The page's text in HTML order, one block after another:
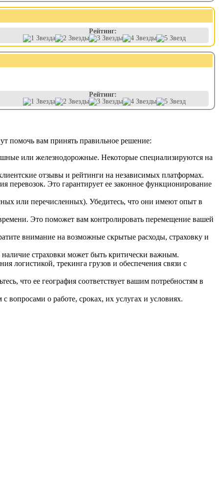
Рейтинг:
Рейтинг:
помочь вам принять правильное решение:
или железнодорожные. Некоторые специализируются на
отзывы и рейтинги на независимых платформах.
перевозок. Это гарантирует ее законное функционирование
или перечисленных). Убедитесь, что они имеют опыт в
Это поможет вам контролировать перемещение вашей
внимание на возможные скрытые расходы, страховку и
наличие страховки может быть критически важным.
логистикой, трекинга грузов и обеспечения связи с
что ее география соответствует вашим потребностям в
вопросами о работе, сроках, их услугах и условиях.